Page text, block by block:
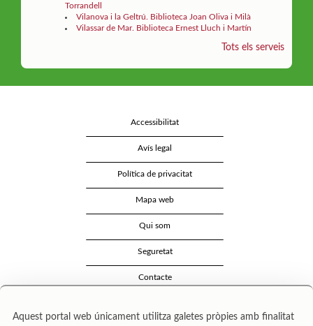
Torrandell
Vilanova i la Geltrú. Biblioteca Joan Oliva i Milà
Vilassar de Mar. Biblioteca Ernest Lluch i Martín
Tots els serveis
Accessibilitat
Avís legal
Política de privacitat
Mapa web
Qui som
Seguretat
Contacte
Aquest portal web únicament utilitza galetes pròpies amb finalitat